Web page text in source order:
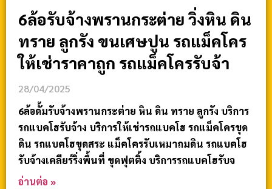
6ล้อรับจ้างพรานกระต่าย วิ่งหิน ดิน
ทราย ลูกรัง ขนเศษปูน รถแม็คโคร
ให้เช่าราคาถูก รถแม็คโครรับจ้า
28/04/2025
6ล้อดั้มรับจ้างพรานกระต่าย หิน ดิน ทราย ลูกรัง บริการ
รถแบคโฮรับจ้าง บริการให้เช่ารถแบคโฮ รถแม็คโครขุด
ดิน รถแบคโฮขุดสระ แม็คโครรับเหมาถมดิน รถแบคโฮ
รับจ้างเคลียร์ริ่งพื้นที่ ขุดฟุตติ้ง บริการรถแบคโฮรับจ
อ่านต่อ »